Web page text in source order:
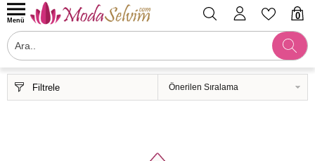
0
Menü
Filtrele